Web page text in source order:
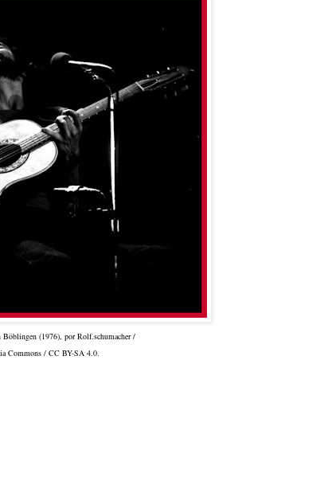
Böblingen (1976), por Rolf.schumacher /
Commons / CC BY-SA 4.0.